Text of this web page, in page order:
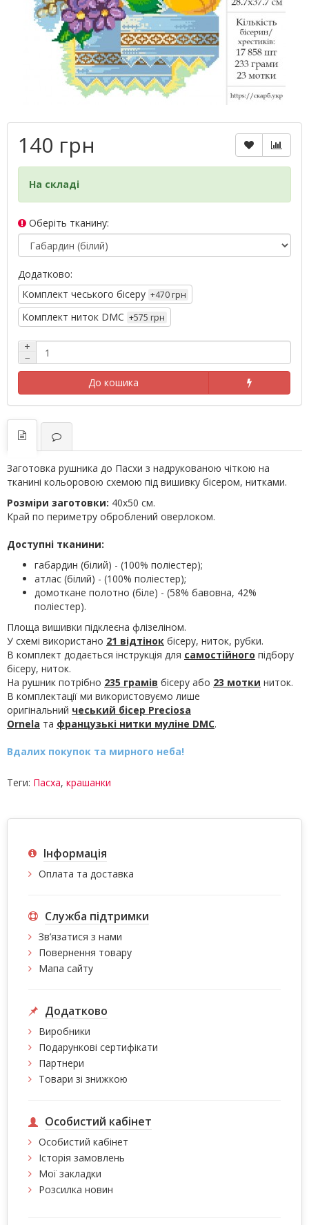
140 грн
На складі
Оберіть тканину:
Додатково:
Комплект чеського бісеру +470 грн
Комплект ниток DMC +575 грн
+
−
До кошика
Заготовка рушника до Пасхи з надрукованою чіткою на
тканині кольоровою схемою під вишивку бісером, нитками.
Розміри заготовки: 40х50 см.
Край по периметру оброблений оверлоком.
Доступні тканини:
габардин (білий) - (100% поліестер);
атлас (білий) - (100% поліестер);
домоткане полотно (біле) - (58% бавовна, 42%
поліестер).
Площа вишивки підклеєна флізеліном.
У схемі використано 21 відтінок бісеру, ниток, рубки.
В комплект додається інструкція для самостійного підбору
бісеру, ниток.
На рушник потрібно 235 грамів бісеру або 23 мотки ниток.
В комплектації ми використовуємо лише
оригінальний чеський бісер Preciosa
Ornela та французькі нитки муліне DMC.
Вдалих покупок та мирного неба!
Теги: Пасха, крашанки
Інформація
Оплата та доставка
Служба підтримки
Зв’язатися з нами
Повернення товару
Мапа сайту
Додатково
Виробники
Подарункові сертифікати
Партнери
Товари зі знижкою
Особистий кабінет
Особистий кабінет
Історія замовлень
Мої закладки
Розсилка новин